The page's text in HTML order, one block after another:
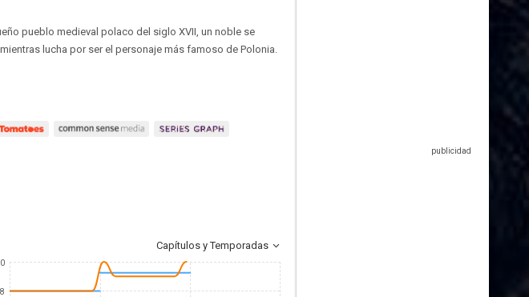
pueblo medieval polaco del siglo XVII, un noble se
lucha por ser el personaje más famoso de Polonia.
Capítulos y Temporadas
8